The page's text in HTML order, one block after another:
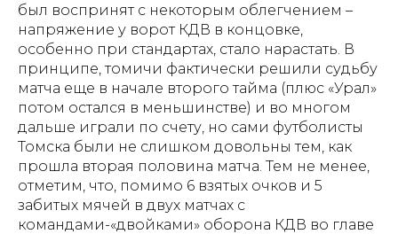
был воспринят с некоторым облегчением –
напряжение у ворот КДВ в концовке,
особенно при стандартах, стало нарастать. В
принципе, томичи фактически решили судьбу
матча еще в начале второго тайма (плюс «Урал»
потом остался в меньшинстве) и во многом
дальше играли по счету, но сами футболисты
Томска были не слишком довольны тем, как
прошла вторая половина матча. Тем не менее,
отметим, что, помимо 6 взятых очков и 5
забитых мячей в двух матчах с
командами-«двойками» оборона КДВ во главе